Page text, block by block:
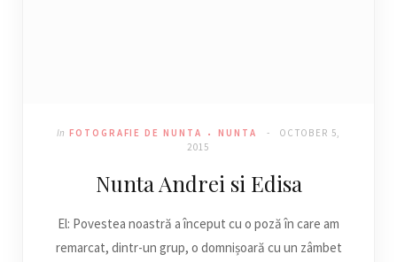
In FOTOGRAFIE DE NUNTA NUNTA
OCTOBER 5,
2015
Nunta Andrei si Edisa
El: Povestea noastră a început cu o poză în care am
remarcat, dintr-un grup, o domnișoară cu un zâmbet